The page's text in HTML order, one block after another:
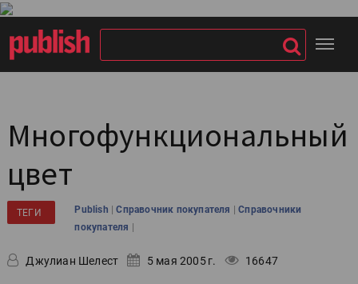
Многофункциональный
цвет
ТЕГИ Publish |Справочник покупателя |Справочники
покупателя |
Джулиан Шелест 5 мая 2005 г. 16647